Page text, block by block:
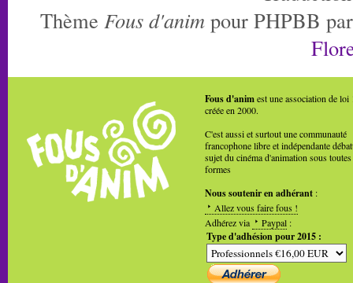
Thème Fous d'anim pour PHPBB
Fous d'animest une association de loi
créée en 2000.
C'est aussi et surtout une communauté
francophone libre et indépendante
sujet du cinéma d'animation sous toutes
formes
Nous soutenir en adhérant :
Allez vous faire fous !
Adhérez via
Paypal :
Type d'adhésion pour 2015 :